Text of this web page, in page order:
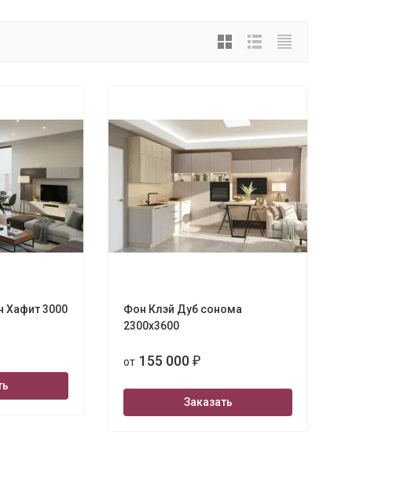
Хафит 3000
Фон Клэй Дуб сонома
2300х3600
от 155 000 ₽
Заказать